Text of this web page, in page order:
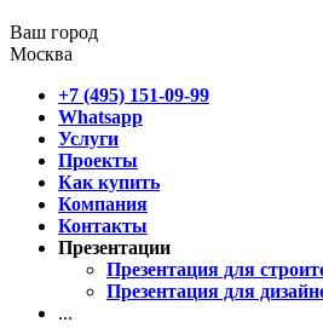
Ваш город
Москва
+7 (495) 151-09-99
Whatsapp
Услуги
Проекты
Как купить
Компания
Контакты
Презентации
Презентация для
Презентация для
...